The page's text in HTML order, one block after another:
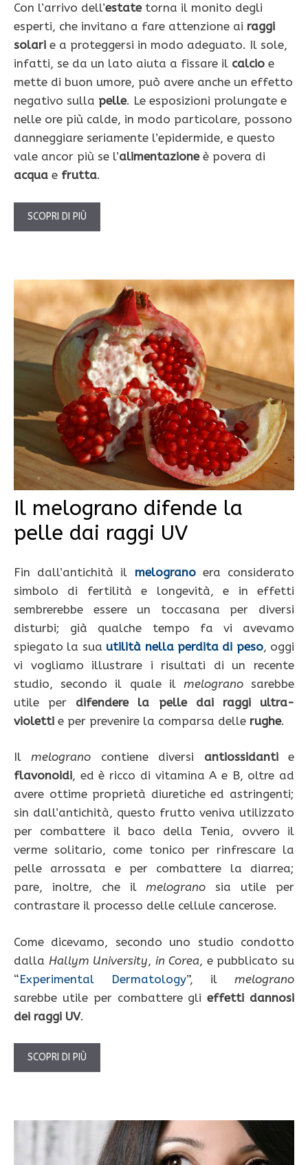
Con l’arrivo dell’estatetorna il monito degli
esperti, che invitano a fare attenzione ai raggi
solari e a proteggersi in modo adeguato. Il sole,
infatti, se da un lato aiuta a fissare il calcio e
mette di buon umore, può avere anche un effetto
negativo sulla pelle. Le esposizioni prolungate e
nelle ore più calde, in modo particolare, possono
danneggiare seriamente l’epidermide, e questo
vale ancor più se l’alimentazione è povera di
acqua e frutta.
SCOPRI DI PIÙ
Il melograno difende la
pelle dai raggi UV
Fin dall’antichità il melogranoera considerato
simbolo di fertilità e longevità, e in effetti
sembrerebbe essere un toccasana per diversi
disturbi; già qualche tempo fa vi avevamo
spiegato la sua utilità nella perdita di peso, oggi
vi vogliamo illustrare i risultati di un recente
studio, secondo il quale il melogranosarebbe
utile per difendere la pelle dai raggi ultra-
violetti e per prevenire la comparsa delle rughe.
Ilmelograno contiene diversi antiossidantie
flavonoidi, ed è ricco di vitamina A e B, oltre ad
avere ottime proprietà diuretiche ed astringenti;
sin dall’antichità, questo frutto veniva utilizzato
per combattere il baco della Tenia, ovvero il
verme solitario, come tonico per rinfrescare la
pelle arrossata e per combattere la diarrea;
pare, inoltre, che ilmelograno sia utile per
contrastare il processo delle cellule cancerose.
Come dicevamo, secondo uno studio condotto
dalla Hallym University, in Corea, e pubblicato su
“Experimental Dermatology”, il melograno
sarebbe utile per combattere glieffetti dannosi
dei raggi UV.
SCOPRI DI PIÙ